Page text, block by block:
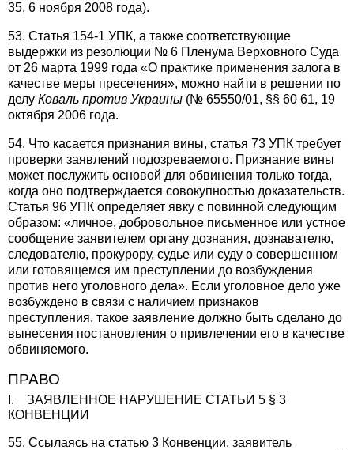
35, 6 ноября 2008 года).
53. Статья 154-1 УПК, а также соответствующие
выдержки из резолюции № 6 Пленума Верховного Суда
от 26 марта 1999 года «О практике применения залога в
качестве меры пресечения», можно найти в решении по
делу Коваль против Украины (№ 65550/01, §§ 60 61, 19
октября 2006 года.
54. Что касается признания вины, статья 73 УПК требует
проверки заявлений подозреваемого. Признание вины
может послужить основой для обвинения только тогда,
когда оно подтверждается совокупностью доказательств.
Статья 96 УПК определяет явку с повинной следующим
образом: «личное, добровольное письменное или устное
сообщение заявителем органу дознания, дознавателю,
следователю, прокурору, судье или суду о совершенном
или готовящемся им преступлении до возбуждения
против него уголовного дела». Если уголовное дело уже
возбуждено в связи с наличием признаков
преступления, такое заявление должно быть сделано до
вынесения постановления о привлечении его в качестве
обвиняемого.
ПРАВО
I. ЗАЯВЛЕННОЕ НАРУШЕНИЕ СТАТЬИ 5 § 3
КОНВЕНЦИИ
55. Ссылаясь на статью 3 Конвенции, заявитель